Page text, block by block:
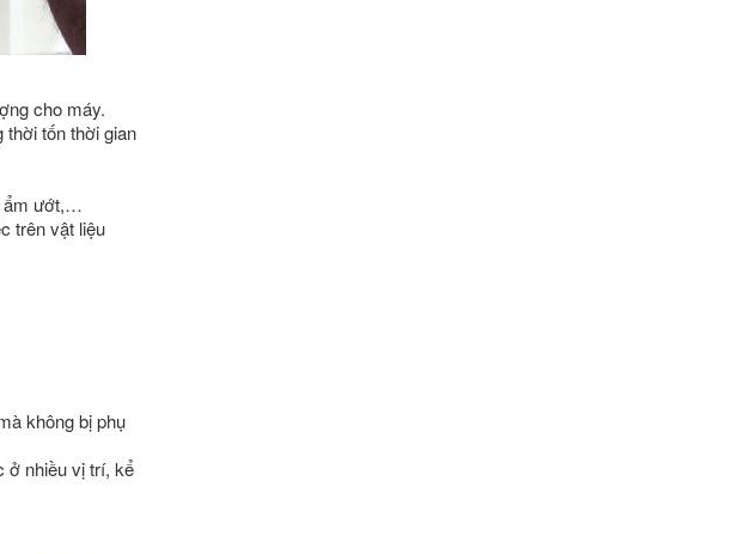
cho máy.
tốn thời gian
ẩm ướt,…
trên vật liệu
không bị phụ
ở nhiều vị trí, kể